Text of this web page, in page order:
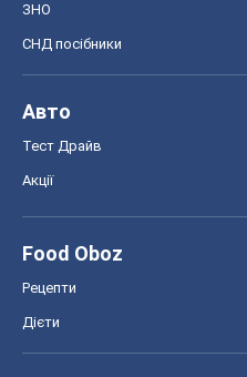
ЗНО
СНД посібники
Авто
Тест Драйв
Акції
Food Oboz
Рецепти
Дієти